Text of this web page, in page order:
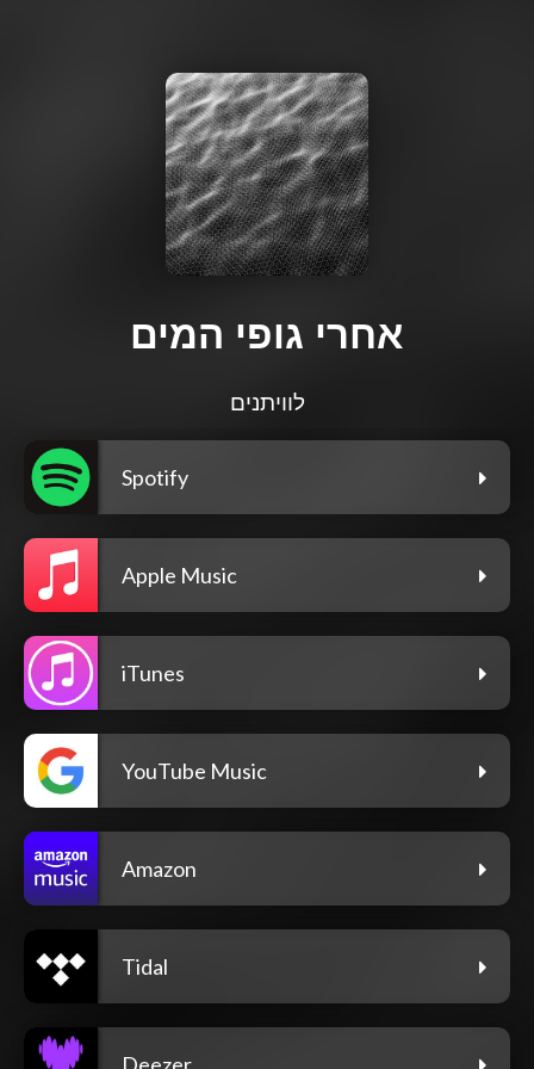
אחרי גופי המים
לוויתנים
Spotify
Apple Music
iTunes
YouTube Music
Amazon
Tidal